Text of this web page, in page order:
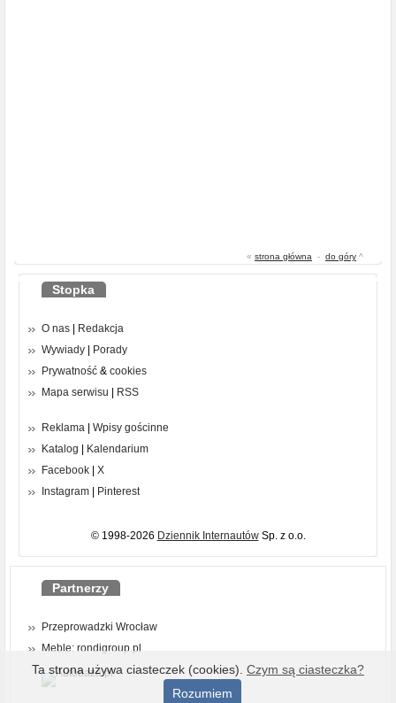
« strona główna - do góry ^
Stopka
O nas
Redakcja
Wywiady
Porady
Prywatność & cookies
Mapa serwisu
RSS
Reklama
Wpisy gościnne
Katalog
Kalendarium
Facebook
X
Instagram
Pinterest
© 1998-2026 Dziennik InternautówSp. z o.o.
Partnerzy
Przeprowadzki Wrocław
Meble: rondigroup.pl
Ta strona używa ciasteczek (cookies). Czym są ciasteczka?
Rozumiem